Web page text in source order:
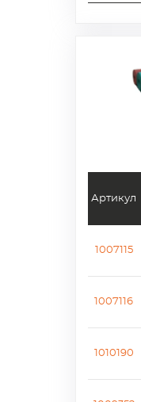
Артикул
1007115
1007116
1010190